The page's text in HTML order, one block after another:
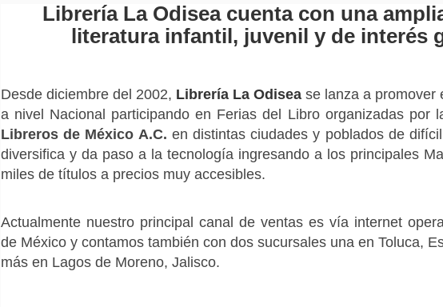
Librería La Odisea cuenta con una
literatura infantil, juvenil y de interés
Desde diciembre del 2002, Librería La Odisea se lanza a promover
a nivel Nacional participando en Ferias del Libro organizadas por
Libreros de México A.C. en distintas ciudades y poblados de
diversifica y da paso a la tecnología ingresando a los principales
miles de títulos a precios muy accesibles.
Actualmente nuestro principal canal de ventas es vía internet
de México y contamos también con dos sucursales una en Toluca,
más en Lagos de Moreno, Jalisco.